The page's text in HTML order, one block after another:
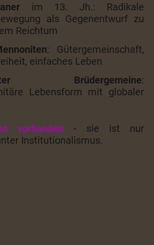
im 13. Jh.: Radikale
als Gegenentwurf zu
Reichtum
: Gütergemeinschaft,
einfaches Leben
Brüdergemeine:
Lebensform mit globaler
vorhanden
- sie ist nur
Institutionalismus.